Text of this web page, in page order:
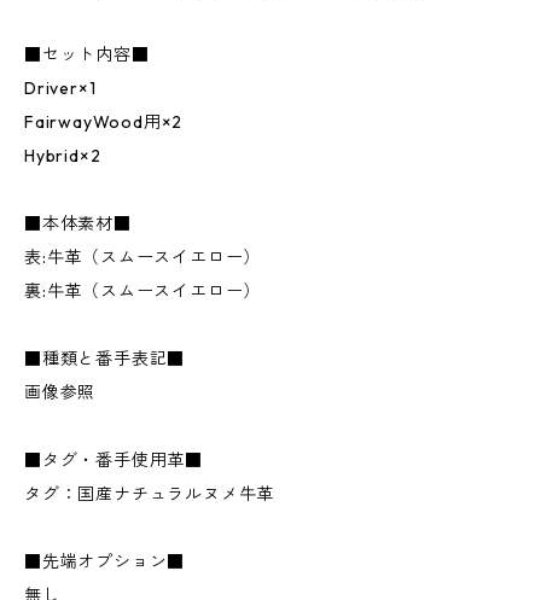
■セット内容■
Driver×1
FairwayWood用×2
Hybrid×2
■本体素材■
表:牛革（スムースイエロー）
裏:牛革（スムースイエロー）
■種類と番手表記■
画像参照
■タグ・番手使用革■
タグ：国産ナチュラルヌメ牛革
■先端オプション■